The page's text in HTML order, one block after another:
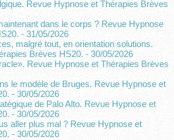
Revue Hypnose et Thérapies Brèves
dans le corps ? Revue Hypnose
- 31/05/2026
malgré tout, en orientation solutions.
Brèves HS20. - 30/05/2026
Revue Hypnose et Thérapies Brèves
le modèle de Bruges. Revue Hypnose et
- 30/05/2026
de Palo Alto. Revue Hypnose et
- 30/05/2026
aller plus mal ? Revue Hypnose et
- 30/05/2026